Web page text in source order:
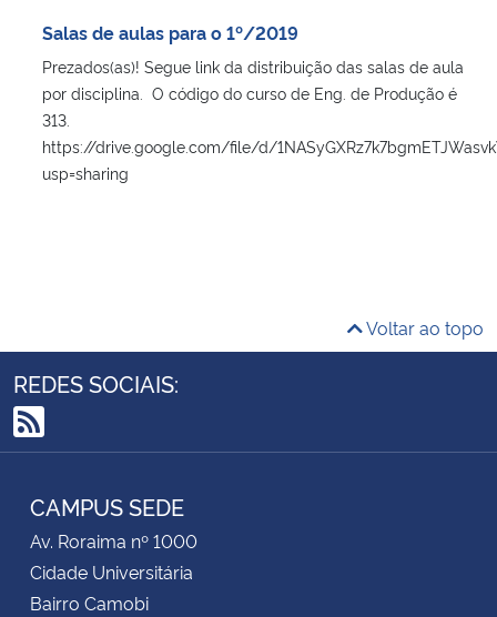
Ministério da Saúde
Controladoria-Geral da União
Secretaria-Geral
Secretaria de Governo
Salas de aulas para o 1º/2019
Prezados(as)! Segue link da distribuição das salas de aula
por disciplina. O código do curso de Eng. de Produção é
313.
https://drive.google.com/file/d/
usp=sharing
Voltar ao topo
REDES SOCIAIS:
RSS
CAMPUS SEDE
Av. Roraima nº 1000
Cidade Universitária
Bairro Camobi